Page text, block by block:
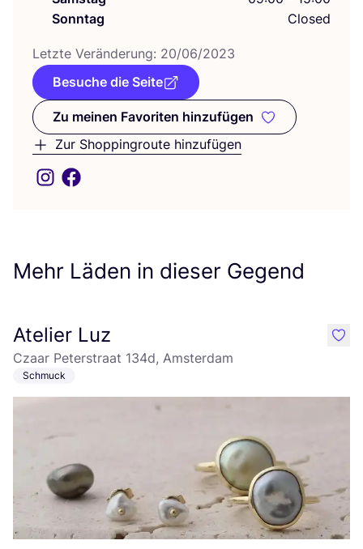
Sonntag
Closed
Letz­te Ver­än­de­rung: 20/06/2023
Besuche die Seite
Zu meinen Favoriten hinzufügen
Zu meinen Favoriten
Zur Shoppingroute hinzufügen
Mehr Läden in dieser Gegend
Atelier Luz
Czaar Peterstraat 134d, Amsterdam
Schmuck
like